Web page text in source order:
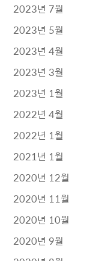
2023년 7월
2023년 5월
2023년 4월
2023년 3월
2023년 1월
2022년 4월
2022년 1월
2021년 1월
2020년 12월
2020년 11월
2020년 10월
2020년 9월